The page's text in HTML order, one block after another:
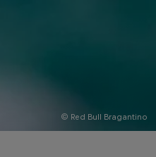
© Red Bull Bragantino